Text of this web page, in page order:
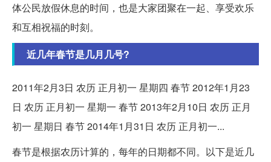
体公民放假休息的时间，也是大家团聚在一起、享受欢乐
和互相祝福的时刻。
近几年春节是几月几号?
2011年2月3日 农历 正月初一 星期四 春节 2012年1月23
日 农历 正月初一 星期一 春节 2013年2月10日 农历 正月
初一 星期日 春节 2014年1月31日 农历 正月初一...
春节是根据农历计算的，每年的日期都不同。以下是近几